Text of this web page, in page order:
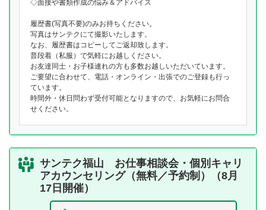
◇面接や書類作成の悩み＆アドバイス
履歴書(写真不要)のみお持ちください。
写真はサンテクにて撮影いたします。
なお、履歴書はコピーしてご返却致します。
普段着（私服）で気軽にお越しください。
お友達同士・お子様連れの方も多数お越しいただいています。
ご要望に合わせて、電話・オンライン・出張でのご登録も行っ
ています。
時間外・休日問わず受付可能となりますので、お気軽にお問合
せください。
サンテク福山 お仕事相談会・個別キャリ
アカウンセリング（無料／予約制）（8月
17日開催）